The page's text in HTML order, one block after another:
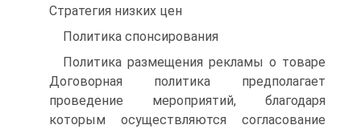
Стратегия низких цен
Политика спонсирования
Политика размещения рекламы о товаре
Договорная политика предполагает
проведение мероприятий, благодаря
которым осуществляются согласование